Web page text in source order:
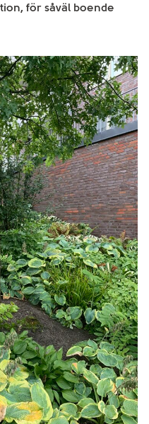
för såväl boende